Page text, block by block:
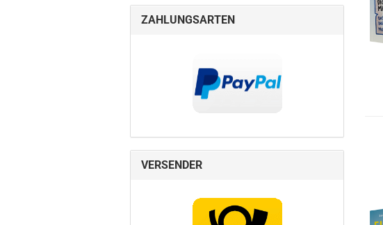
ZAHLUNGSARTEN
VERSENDER